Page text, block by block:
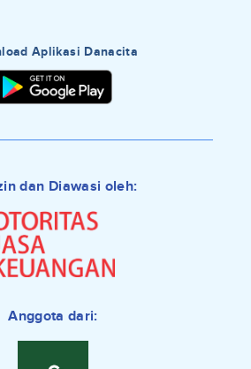
Aplikasi Danacita
dan Diawasi oleh:
Anggota dari: